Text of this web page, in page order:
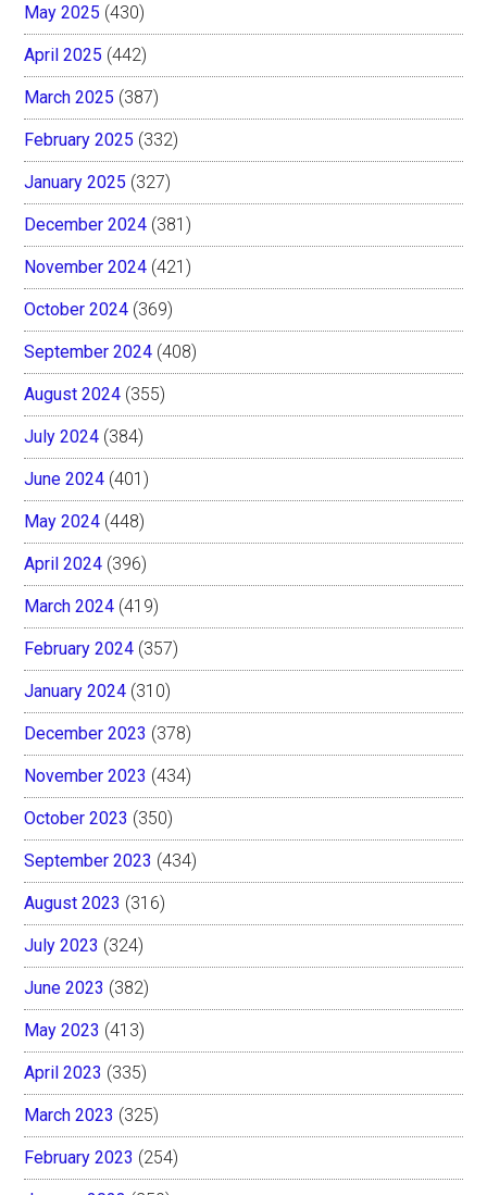
May 2025 (430)
April 2025 (442)
March 2025 (387)
February 2025 (332)
January 2025 (327)
December 2024 (381)
November 2024 (421)
October 2024 (369)
September 2024 (408)
August 2024 (355)
July 2024 (384)
June 2024 (401)
May 2024 (448)
April 2024 (396)
March 2024 (419)
February 2024 (357)
January 2024 (310)
December 2023 (378)
November 2023 (434)
October 2023 (350)
September 2023 (434)
August 2023 (316)
July 2023 (324)
June 2023 (382)
May 2023 (413)
April 2023 (335)
March 2023 (325)
February 2023 (254)